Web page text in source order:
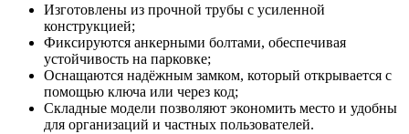
Изготовлены из прочной трубы с усиленной
конструкцией;
Фиксируются анкерными болтами, обеспечивая
устойчивость на парковке;
Оснащаются надёжным замком, который открывается с
помощью ключа или через код;
Складные модели позволяют экономить место и удобны
для организаций и частных пользователей.